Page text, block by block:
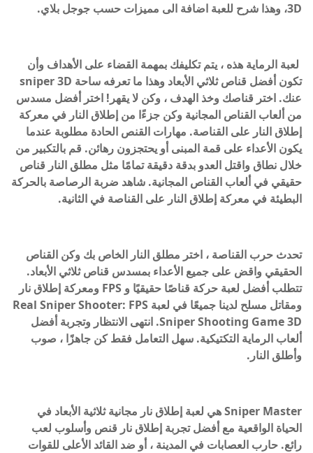
3D، و
هذا شرح للعبة اضافة الى مميزات حسب جوجل بلاي.
لعبة الرماية هذه ، يتم تكليفك بمهمة القضاء على الأهداف وأن
تكون أفضل قناص ثلاثي الأبعاد وهذا ما تعرفه ساحة sniper 3D
عنك. اختر قناصك وخذ الهدف ، وكن لا يقهر! اختر أفضل مسدس
من ألعاب القناص المجانية وكن جزءًا من إطلاق النار في معركة
إطلاق النار على القناصة. مهارات القنص الحادة مطلوبة عندما
يكون الأعداء على قمة المبنى أو يحتجزون رهائن. قم بالتكبير من
خلال نطاق واقتل العدو بدقة دقيقة تمامًا مثل مطلق النار قناص
حقيقي في ألعاب القناص المجانية. شاهد ضربة الرصاصة بالحركة
البطيئة في معركة إطلاق النار على القناصة في الثانية.
تحدث حرب القناصة ، اختر مطلق النار الخاص بك وكن القناص
الحقيقي واقض على جميع الأعداء بمسدس قناص ثلاثي الأبعاد.
تتطلب أفضل لعبة حركة قناصًا حقيقيًا و FPS ومعركة إطلاق نار
ومقاتل مسلح لدينا جميعًا في لعبة Real Sniper Shooter: FPS
Sniper Shooting Game 3D. انتهى الانتظار وتجربة أفضل
ألعاب الرماية التكتيكية. سهل التعامل فقط كن جاهزًا ، صوب
وأطلق النار.
Sniper Master هي لعبة إطلاق نار مجانية ثلاثية الأبعاد في
الحياة الواقعية مع أفضل تجربة إطلاق نار قنص وأسلوب لعب
رائع. حارب العصابات في المدينة ، أو ضد القائد الأعلى للقوات